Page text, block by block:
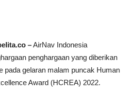
–AirNav Indonesia
penghargaan yang diberikan
pada gelaran malam puncak Human
Award (HCREA) 2022.